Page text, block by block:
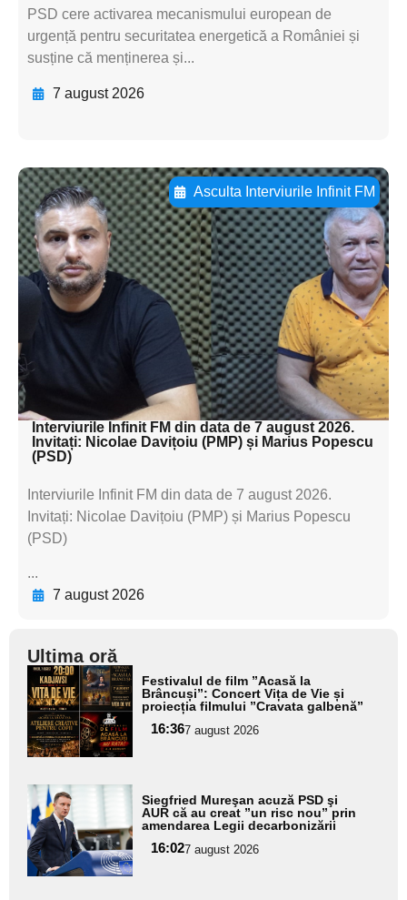
PSD cere activarea mecanismului european de
urgență pentru securitatea energetică a României și
susține că menținerea și...
7 august 2026
Asculta Interviurile Infinit FM
Adaugă aici textul pentru
subtitluAdaugă aici
textul pentru
subtitluAdaugă aici
textul pentru
subtitluAdaugă aici
textul pentru subti
Interviurile Infinit FM din data de 7 august 2026.
Invitați: Nicolae Davițoiu (PMP) și Marius Popescu
(PSD)
Interviurile Infinit FM din data de 7 august 2026.
Invitați: Nicolae Davițoiu (PMP) și Marius Popescu
(PSD)
...
7 august 2026
Ultima oră
Adaugă
aici textul
pentru
subtitlu
Festivalul de film ”Acasă la
Brâncuși”: Concert Vița de Vie și
proiecția filmului ”Cravata galbenă”
16:367 august 2026
Adaugă
aici textul
pentru
subtitlu
Siegfried Mureşan acuză PSD şi
AUR că au creat ”un risc nou” prin
amendarea Legii decarbonizării
16:027 august 2026